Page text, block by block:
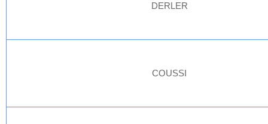
DERLER
COUSSI